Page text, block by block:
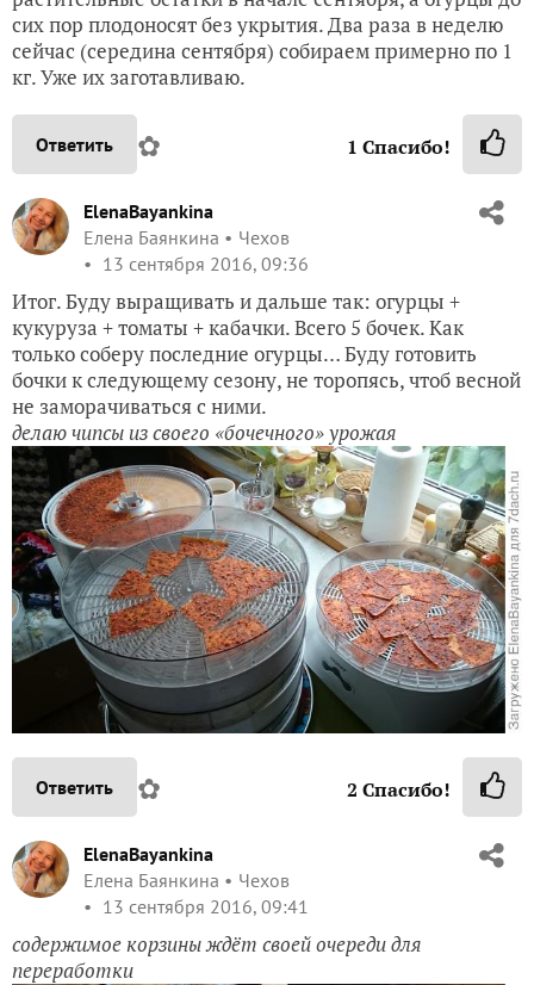
сих пор плодоносят без укрытия. Два раза в неделю
сейчас (середина сентября) собираем примерно по 1
кг. Уже их заготавливаю.
Ответить ✿ 1 Спасибо!
ElenaBayankina
Елена Баянкина
Чехов
13 сентября 2016, 09:36
Итог. Буду выращивать и дальше так: огурцы +
кукуруза + томаты + кабачки. Всего 5 бочек. Как
только соберу последние огурцы… Буду готовить
бочки к следующему сезону, не торопясь, чтоб весной
не заморачиваться с ними.
делаю чипсы из своего «бочечного» урожая
Ответить ✿ 2 Спасибо!
ElenaBayankina
Елена Баянкина
Чехов
13 сентября 2016, 09:41
содержимое корзины ждёт своей очереди для
переработки